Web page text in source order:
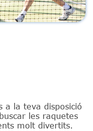
a la teva disposició
les raquetes
molt divertits.